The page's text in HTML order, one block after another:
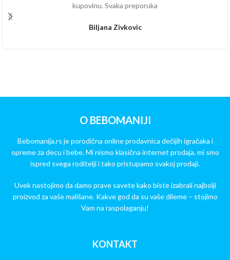
kupovinu. Svaka preporuka
Biljana Zivkovic
O BEBOMANIJI
Bebomanija.rs je porodična online prodavnica dečijih igračaka i
opreme za decu i bebe. Mi nismo klasična internet prodaja, mi smo
ispred svega roditelji i tako pristupamo svakoj prodaji.
Uvek nastojimo da damo prave savete kako biste izabrali najbolji
proizvod za vaše mališane. Kakve god da su vaše dileme – stojimo
Vam na raspolaganju!
KONTAKT